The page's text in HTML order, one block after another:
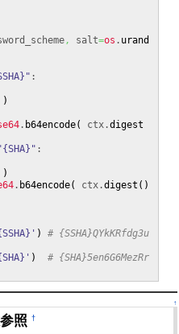
, salt=os . urand
:
)
. b64encode( ctx.digest
:
)
. b64encode( ctx.digest ( )
)
# {SSHA}QYkKRfdg3u
)
# {SHA}5en6G6MezRr
↑
参照†